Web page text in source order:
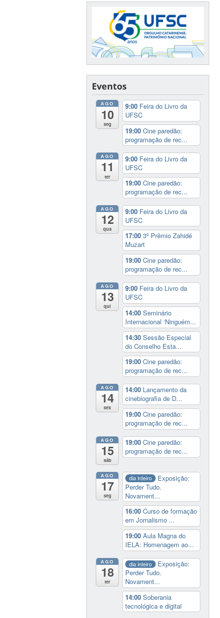
Eventos
AGO
10
seg
9:00 Feira do Livro da
UFSC
19:00Cine paredão:
programação de rec...
AGO
11
ter
9:00 Feira do Livro da
UFSC
19:00Cine paredão:
programação de rec...
AGO
12
qua
9:00 Feira do Livro da
UFSC
17:003º Prêmio Zahidé
Muzart
19:00Cine paredão:
programação de rec...
AGO
13
qui
9:00 Feira do Livro da
UFSC
14:00Seminário
Internacional ‘Ninguém...
14:30Sessão Especial
do Conselho Esta...
19:00Cine paredão:
programação de rec...
AGO
14
sex
14:00 Lançamento da
cinebiografia de D...
19:00Cine paredão:
programação de rec...
AGO
15
sáb
19:00Cine paredão:
programação de rec...
AGO
17
seg
dia inteiro
Exposição:
Perder Tudo.
Novament...
16:00Curso de formação
em Jornalismo ...
19:00Aula Magna do
IELA: Homenagem ao...
AGO
18
ter
dia inteiro
Exposição:
Perder Tudo.
Novament...
14:00Soberania
tecnológica e digital